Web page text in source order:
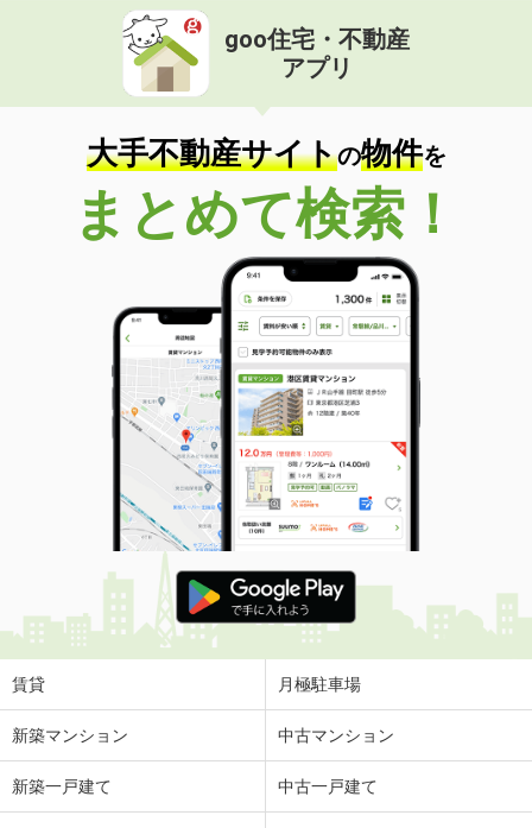
goo住宅・不動産
アプリ
大手不動産サイトの物件を
まとめて検索！
賃貸 月極駐車場
新築マンション 中古マンション
新築一戸建て 中古一戸建て